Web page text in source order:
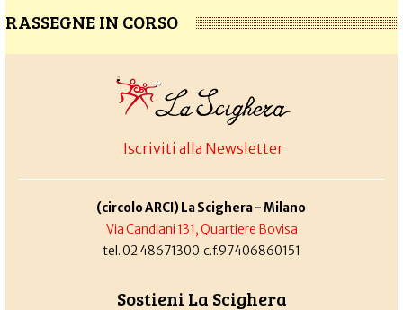
RASSEGNE IN CORSO
Iscriviti alla Newsletter
(circolo ARCI) La Scighera - Milano
Via Candiani 131, Quartiere Bovisa
tel. 02 48671300 c.f.97406860151
Sostieni La Scighera